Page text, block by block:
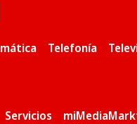
Telefonía
Servicios